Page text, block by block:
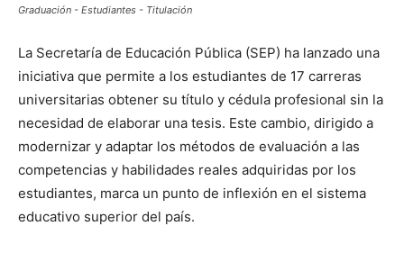
Graduación - Estudiantes - Titulación
La Secretaría de Educación Pública (SEP) ha lanzado una
iniciativa que permite a los estudiantes de 17 carreras
universitarias obtener su título y cédula profesional sin la
necesidad de elaborar una tesis. Este cambio, dirigido a
modernizar y adaptar los métodos de evaluación a las
competencias y habilidades reales adquiridas por los
estudiantes, marca un punto de inflexión en el sistema
educativo superior del país.